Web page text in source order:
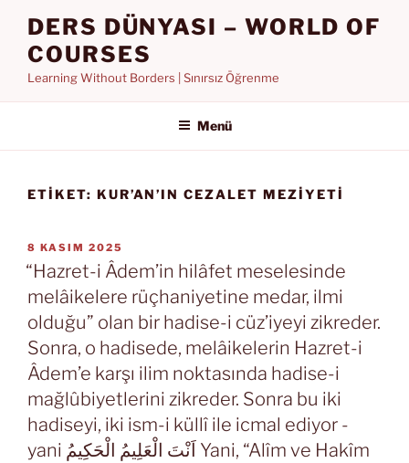
DERS DÜNYASI – WORLD OF
COURSES
Learning Without Borders | Sınırsız Öğrenme
Menü
ETIKET: KUR’AN’IN CEZALET MEZIYETI
YAYIM
TARIHI
8 KASIM 2025
“Hazret-i Âdem’in hilâfet meselesinde
melâikelere rüçhaniyetine medar, ilmi
olduğu” olan bir hadise-i cüz’iyeyi zikreder.
Sonra, o hadisede, melâikelerin Hazret-i
Âdem’e karşı ilim noktasında hadise-i
mağlûbiyetlerini zikreder. Sonra bu iki
hadiseyi, iki ism-i küllî ile icmal ediyor -
yani اَنْتَ الْعَلِيمُ الْحَكِيمُ Yani, “Alîm ve Hakîm